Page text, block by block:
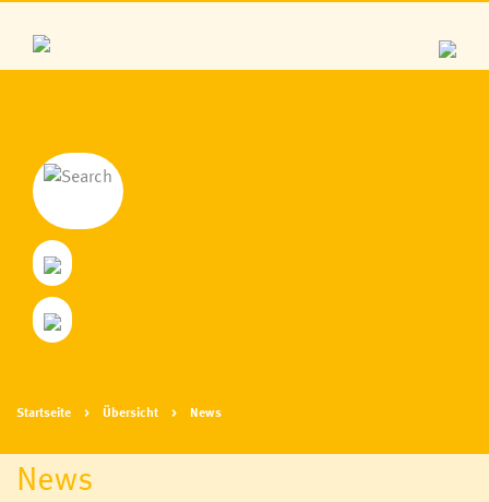
Startseite Übersicht News
News